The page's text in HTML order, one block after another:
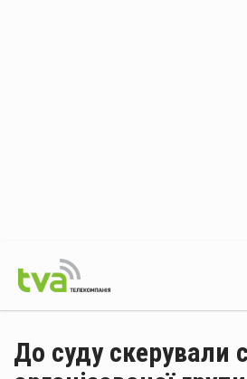
До суду скерували